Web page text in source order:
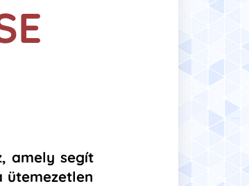
amely segít
ütemezetlen